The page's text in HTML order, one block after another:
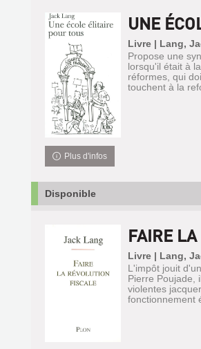
UNE
Livre | Lang,
Propose une
lorsqu'il était à
réformes, qui
touchent à la
Plus d'infos
Disponible
FAIRE
Livre | Lang,
L'impôt jouit
Pierre Poujade,
violentes
fonctionnement